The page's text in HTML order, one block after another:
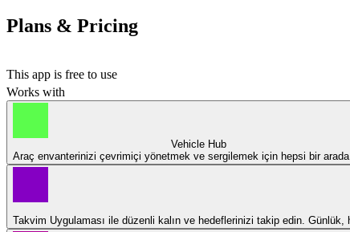
Plans & Pricing
This app is free to use
Works with
Vehicle Hub
Araç envanterinizi çevrimiçi yönetmek ve sergilemek için hepsi bir
Takvim Uygulaması ile düzenli kalın ve hedeflerinizi takip edin.